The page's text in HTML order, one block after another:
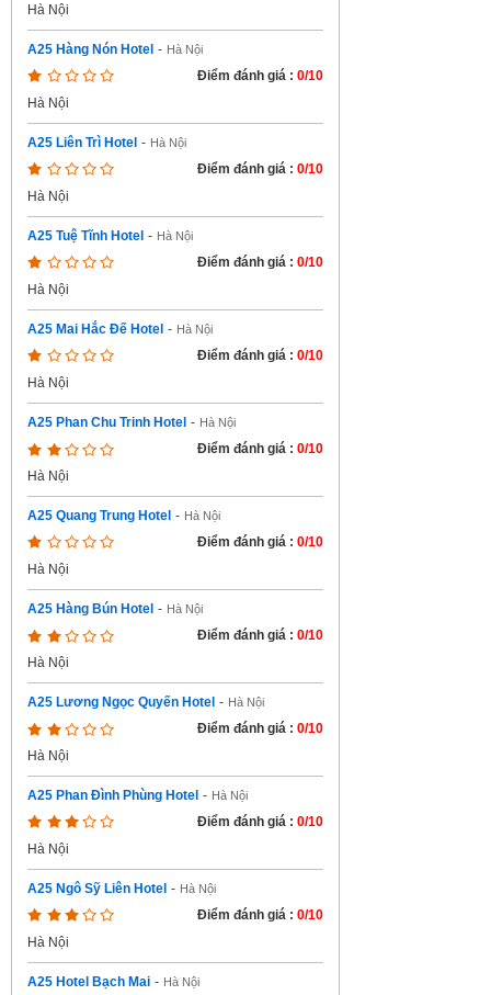
Hà Nội
A25 Hàng Nón Hotel - Hà Nội
Điểm đánh giá : 0/10
Hà Nội
A25 Liên Trì Hotel - Hà Nội
Điểm đánh giá : 0/10
Hà Nội
A25 Tuệ Tĩnh Hotel - Hà Nội
Điểm đánh giá : 0/10
Hà Nội
A25 Mai Hắc Đế Hotel - Hà Nội
Điểm đánh giá : 0/10
Hà Nội
A25 Phan Chu Trinh Hotel - Hà Nội
Điểm đánh giá : 0/10
Hà Nội
A25 Quang Trung Hotel - Hà Nội
Điểm đánh giá : 0/10
Hà Nội
A25 Hàng Bún Hotel - Hà Nội
Điểm đánh giá : 0/10
Hà Nội
A25 Lương Ngọc Quyến Hotel - Hà Nội
Điểm đánh giá : 0/10
Hà Nội
A25 Phan Đình Phùng Hotel - Hà Nội
Điểm đánh giá : 0/10
Hà Nội
A25 Ngô Sỹ Liên Hotel - Hà Nội
Điểm đánh giá : 0/10
Hà Nội
A25 Hotel Bạch Mai - Hà Nội